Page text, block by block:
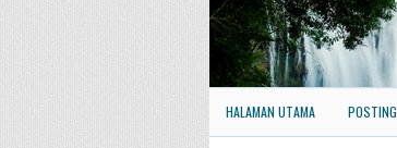
HALAMAN UTAMA POSTING